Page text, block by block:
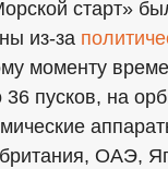
старт»
из-за
моменту
36 пусков, на
ОАЭ,